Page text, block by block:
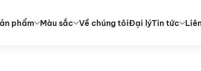
phẩm Màu sắc Về chúng tôiĐại lýTin tức